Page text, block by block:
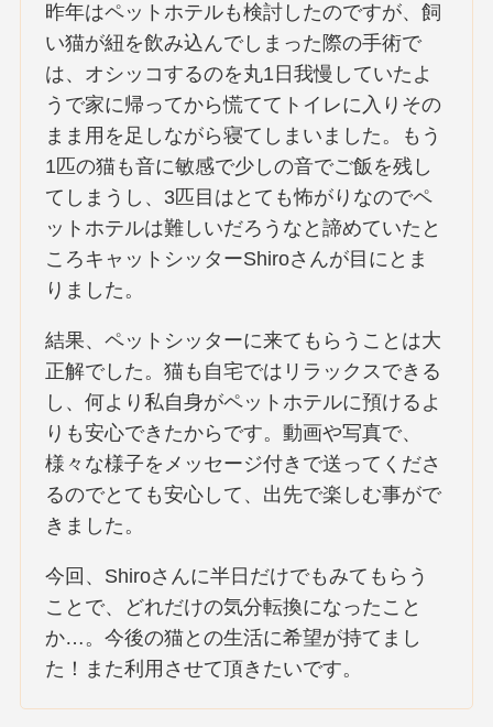
昨年はペットホテルも検討したのですが、飼
い猫が紐を飲み込んでしまった際の手術で
は、オシッコするのを丸1日我慢していたよ
うで家に帰ってから慌ててトイレに入りその
まま用を足しながら寝てしまいました。もう
1匹の猫も音に敏感で少しの音でご飯を残し
てしまうし、3匹目はとても怖がりなのでペ
ットホテルは難しいだろうなと諦めていたと
ころキャットシッターShiroさんが目にとま
りました。
結果、ペットシッターに来てもらうことは大
正解でした。猫も自宅ではリラックスできる
し、何より私自身がペットホテルに預けるよ
りも安心できたからです。動画や写真で、
様々な様子をメッセージ付きで送ってくださ
るのでとても安心して、出先で楽しむ事がで
きました。
今回、Shiroさんに半日だけでもみてもらう
ことで、どれだけの気分転換になったこと
か…。今後の猫との生活に希望が持てまし
た！また利用させて頂きたいです。